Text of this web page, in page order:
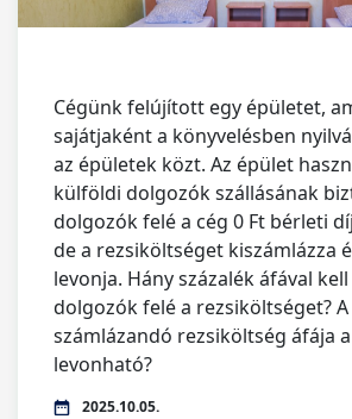
Cégünk felújított egy épületet,
sajátjaként a könyvelésben
az épületek közt. Az épület
külföldi dolgozók szállásának
dolgozók felé a cég 0 Ft bérleti
de a rezsiköltséget kiszámlázza
levonja. Hány százalék áfával
dolgozók felé a rezsiköltséget?
számlázandó rezsiköltség áfája
levonható?
2025.10.05.